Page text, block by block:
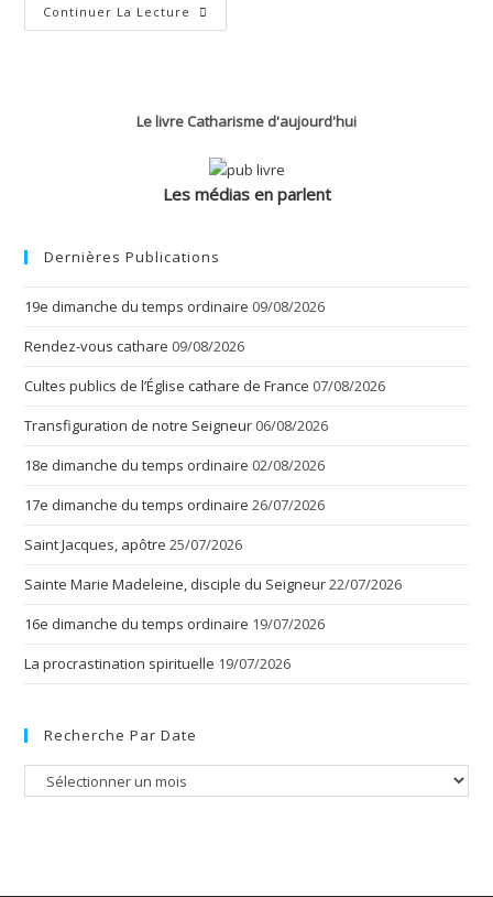
Continuer La Lecture Le
Miracle
Miracle.
Le livre Catharisme d'aujourd'hui
Les médias en parlent
Dernières Publications
19e dimanche du temps ordinaire 09/08/2026
Rendez-vous cathare 09/08/2026
Cultes publics de l’Église cathare de France 07/08/2026
Transfiguration de notre Seigneur 06/08/2026
18e dimanche du temps ordinaire 02/08/2026
17e dimanche du temps ordinaire 26/07/2026
Saint Jacques, apôtre 25/07/2026
Sainte Marie Madeleine, disciple du Seigneur22/07/2026
16e dimanche du temps ordinaire 19/07/2026
La procrastination spirituelle 19/07/2026
Recherche Par Date
Recherche